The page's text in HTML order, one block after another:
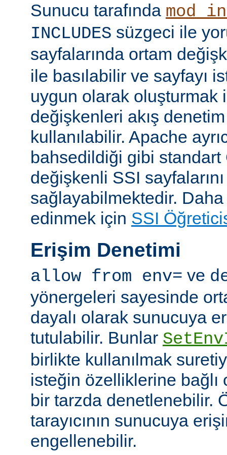
Sunucu tarafında
INCLUDES süzgeci ile
sayfalarında ortam
ile basılabilir ve sayfayı
uygun olarak oluşturmak
değişkenleri akış
kullanılabilir. Apache
bahsedildiği gibi standart
değişkenli SSI
sağlayabilmektedir. Daha
edinmek için SSI
Erişim Denetimi
allow from env= ve
yönergeleri sayesinde
dayalı olarak sunucuya
tutulabilir. Bunlar
birlikte kullanılmak
isteğin özelliklerine
bir tarzda denetlenebilir.
tarayıcının sunucuya
engellenebilir.